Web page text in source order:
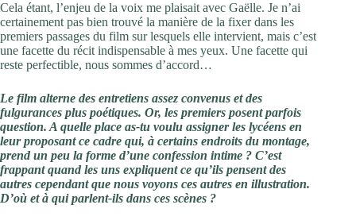
Cela étant, l’enjeu de la voix me plaisait avec Gaëlle. Je n’ai
certainement pas bien trouvé la manière de la fixer dans les
premiers passages du film sur lesquels elle intervient, mais c’est
une facette du récit indispensable à mes yeux. Une facette qui
reste perfectible, nous sommes d’accord…
Le film alterne des entretiens assez convenus et des
fulgurances plus poétiques. Or, les premiers posent parfois
question. A quelle place as-tu voulu assigner les lycéens en
leur proposant ce cadre qui, à certains endroits du montage,
prend un peu la forme d’une confession intime ? C’est
frappant quand les uns expliquent ce qu’ils pensent des
autres cependant que nous voyons ces autres en illustration.
D’où et à qui parlent-ils dans ces scènes ?